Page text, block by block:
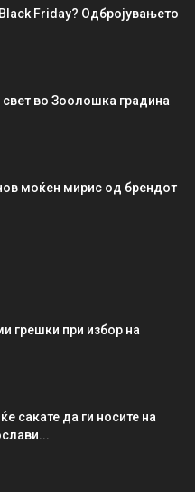
Friday? Одбројувањето
во Зоолошка градина
моќен мирис од брендот
грешки при избор на
сакате да ги носите на